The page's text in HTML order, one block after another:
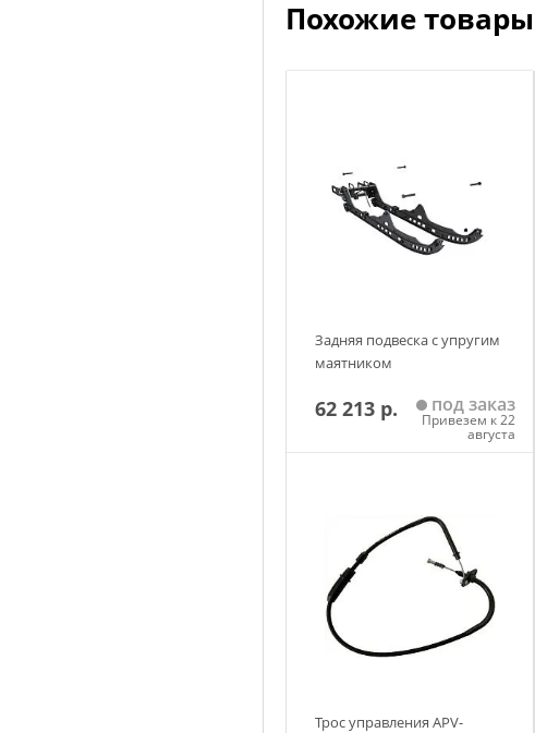
характеристики товара, чтобы
Похожие товары
Задняя подвеска с упругим
маятником
62 213 р. под заказ
Привезем к 22
августа
Трос управления APV-